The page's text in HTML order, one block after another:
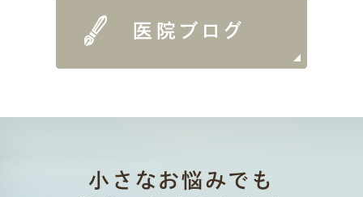
小さなお悩みでも